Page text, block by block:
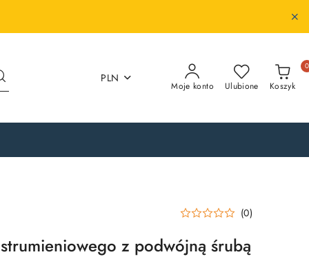
PLN
Moje konto Ulubione Koszyk
0
(0)
z podwójną śrubą